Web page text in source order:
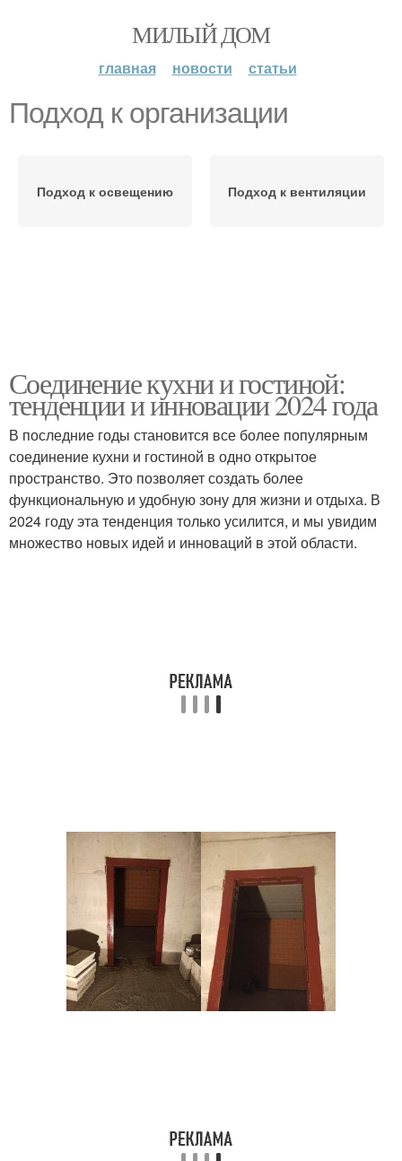
МИЛЫЙ ДОМ
главная новости статьи
Подход к организации
Подход к освещению Подход к вентиляции
Соединение кухни и гостиной:
тенденции и инновации 2024 года
В последние годы становится все более популярным
соединение кухни и гостиной в одно открытое
пространство. Это позволяет создать более
функциональную и удобную зону для жизни и отдыха. В
2024 году эта тенденция только усилится, и мы увидим
множество новых идей и инноваций в этой области.